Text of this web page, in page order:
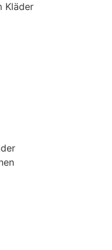
Kläder